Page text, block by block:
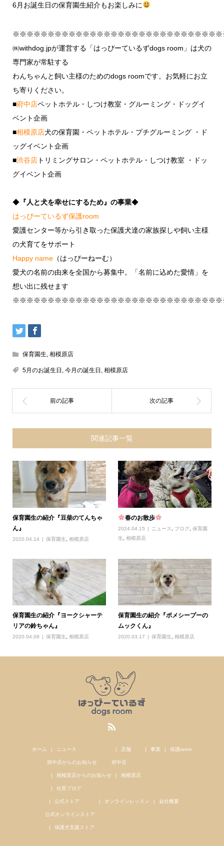
6月お誕生日の保育園生紹介もお楽しみに
㈱withdog.jpが運営する「はっぴーているずdogs room」は犬の
専門家が常駐する
わんちゃんと飼い主様のためのdogs roomです。お気軽にお立
ち寄りください。
■府中店ペットホテル・しつけ教室・グルーミング・ドッグイ
ベント企画
■相模原店犬の保育園・ペットホテル・プチグルーミング ・ド
ッグイベント企画
■渋谷店トリミングサロン・ペットホテル・しつけ教室 ・ドッ
グイベント企画
◆『人と犬を幸せにするため』の事業◆
はっぴーているず保護room
愛護センター等から引き取った保護犬達の家族探しや飼い主様
の犬育てをサポート
Happy name（はっぴーねーむ）
愛犬の名前の由来を全国から募集中。「名前に込めた愛情」を
想い出に残せます
保育園生, 相模原店
5月のお誕生日 , 今月の誕生日 , 相模原店
関連記事一覧
保育園生の紹介『豆柴のてんちゃ
ん』
2020.04.14 保育園生 相模原店
春のお散歩
2024.04.15 ニュース ブログ ,保育園
生
,相模原店
保育園生の紹介『ヨークシャーテ
リアの鈴ちゃん』
2020.04.09 保育園生 相模原店
保育園生の紹介『ポメシープーの
ムックくん』
2020.03.17 保育園生 ,相模原店
ホーム ニュース
府中店からのお知らせ
相模原店からのお知らせ
社長ブログ
店舗
府中店
相模原店
事業 保護room
公式ストア
公式オンラインストア
保護犬支援ストア
オンラインレッスン 会社概要